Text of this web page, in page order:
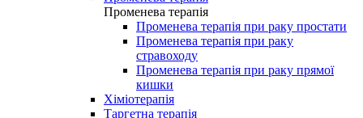
Променева терапія
Променева терапія при раку простати
Променева терапія при раку
стравоходу
Променева терапія при раку прямої
кишки
Хіміотерапія
Таргетна терапія